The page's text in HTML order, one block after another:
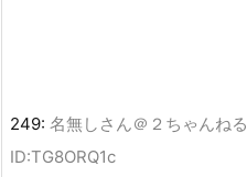
249: 名無しさん＠２ちゃんねる
ID:TG8ORQ1c